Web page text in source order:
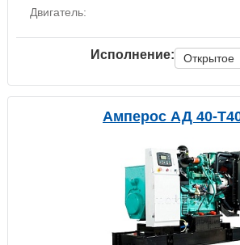
Двигатель:
Исполнение: Открытое
Амперос АД 40-